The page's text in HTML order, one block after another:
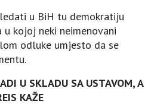
u BiH tu demokratiju
kojoj neki neimenovani
odluke umjesto da se
U SKLADU SA USTAVOM, A
KAŽE